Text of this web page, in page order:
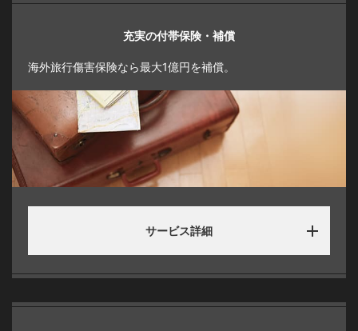
充実の付帯保険・補償
海外旅行傷害保険なら最大1億円を補償。
サービス詳細